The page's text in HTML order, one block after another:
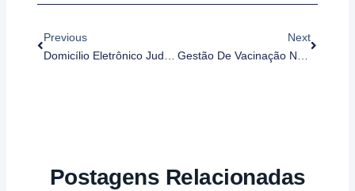
Previous
Next
Postagens Relacionadas